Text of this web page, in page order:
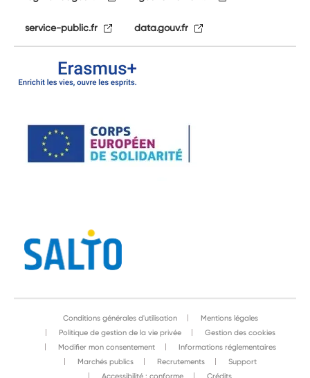
service-public.fr data.gouv.fr
Conditions générales d'utilisation
Mentions légales
Politique de gestion de la vie privée
Gestion des cookies
Modifier mon consentement
Informations réglementaires
Marchés publics
Recrutements
Support
Accessibilité : conforme
Crédits